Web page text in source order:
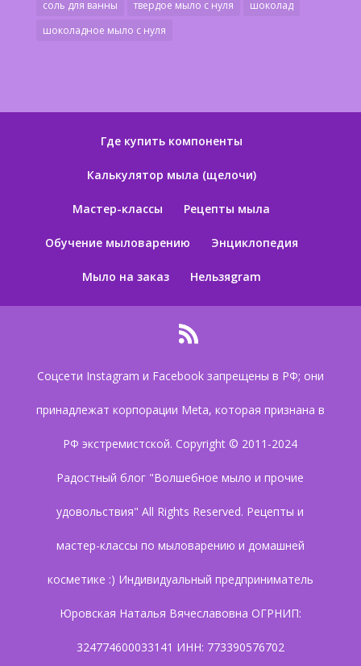
соль для ванны
твердое мыло с нуля
шоколад
шоколадное мыло с нуля
Где купить компоненты
Калькулятор мыла (щелочи)
Мастер-классы Рецепты мыла
Обучение мыловарению Энциклопедия
Мыло на заказ Нельзяgram
Соцсети Instagram и Facebook запрещены в РФ; они
принадлежат корпорации Meta, которая признана в
РФ экстремистской. Copyright © 2011-2024
Радостный блог "Волшебное мыло и прочие
удовольствия" All Rights Reserved. Рецепты и
мастер-классы по мыловарению и домашней
косметике :) Индивидуальный предприниматель
Юровская Наталья Вячеславовна ОГРНИП:
324774600033141 ИНН: 773390576702